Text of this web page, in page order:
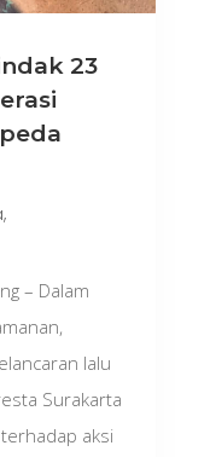
23
,
– Dalam
lalu
Surakarta
aksi